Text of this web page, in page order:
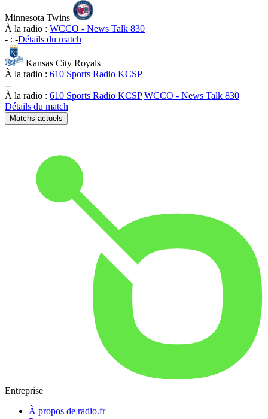
Minnesota Twins
À la radio : WCCO - News Talk 830
- : -Détails du match
Kansas City Royals
À la radio : 610 Sports Radio KCSP
--
À la radio : 610 Sports Radio KCSP WCCO - News Talk 830
Détails du match
Matchs actuels
Entreprise
À propos de radio.fr